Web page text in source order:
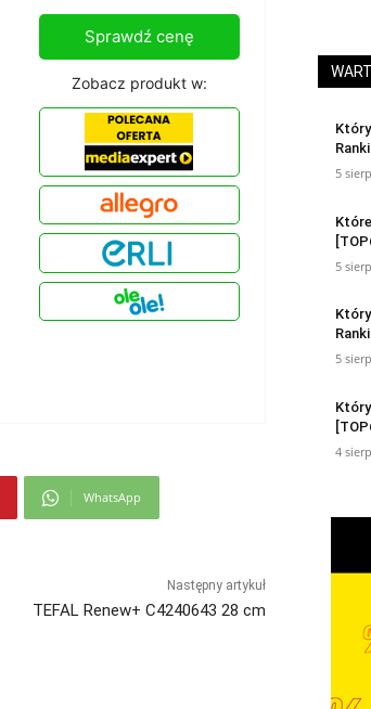
Sprawdź cenę
Zobacz produkt w:
WhatsApp
Następny artykuł
TEFAL Renew+ C4240643 28 cm
5
5
5
4